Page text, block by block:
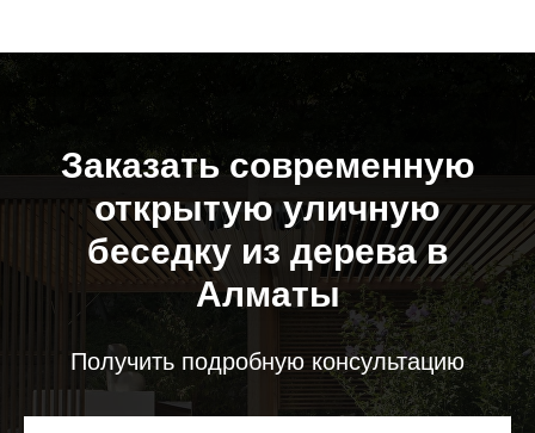
Заказать современную
открытую уличную
беседку из дерева в
Алматы
Получить подробную консультацию